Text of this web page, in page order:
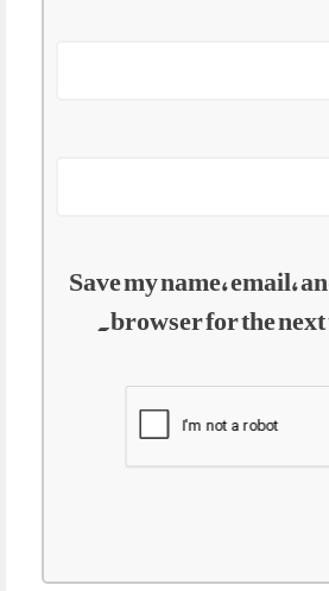
Save my name, email,
browser for the next